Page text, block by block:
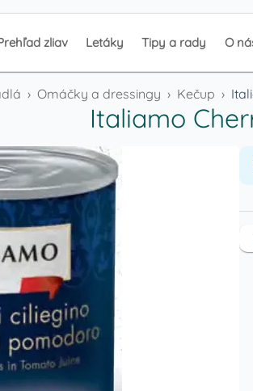
zliav Letáky Tipy a rady O
› Omáčky a dressingy › Kečup ›
Italiamo